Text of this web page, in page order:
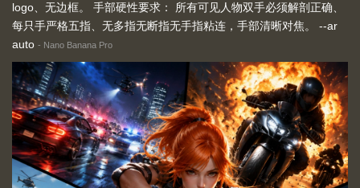
logo、无边框。 手部硬性要求： 所有可见人物双手必须解剖正确、
每只手严格五指、无多指无断指无手指粘连，手部清晰对焦。 --ar
auto - Nano Banana Pro